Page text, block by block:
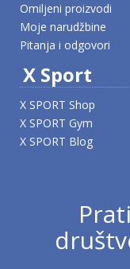
Omiljeni proizvodi
Moje narudžbine
Pitanja i odgovori
X Sport
X SPORT Shop
X SPORT Gym
X SPORT Blog